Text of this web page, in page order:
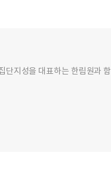
단지성을 대표하는 한림원과 함